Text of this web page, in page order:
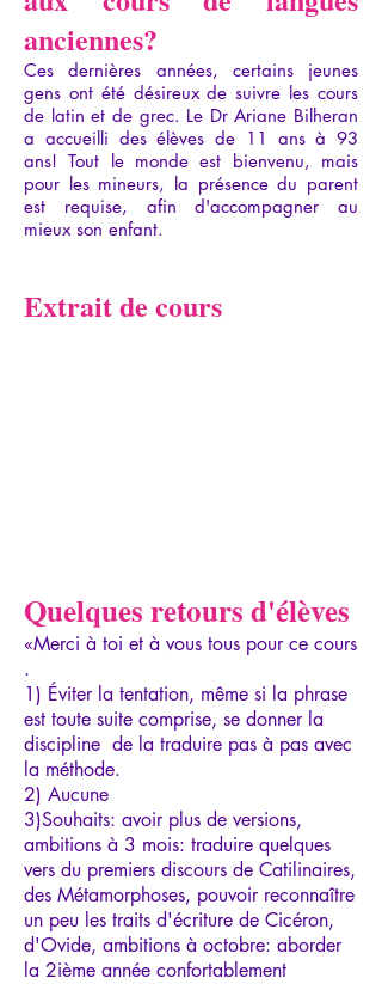
anciennes?
Ces dernières années, certains jeunes
gens ont été désireux de suivre les cours
de latin et de grec. Le Dr Ariane Bilheran
a accueilli des élèves de 11 ans à 93
ans! Tout le monde est bienvenu, mais
pour les mineurs, la présence du parent
est requise, afin d'accompagner au
mieux son enfant.
Extrait de cours
Quelques retours d'élèves
«Merci à toi et à vous tous pour ce cours
.
1) Éviter la tentation, même si la phrase
est toute suite comprise, se donner la
discipline de la traduire pas à pas avec
la méthode.
2) Aucune
3)Souhaits: avoir plus de versions,
ambitions à 3 mois: traduire quelques
vers du premiers discours de Catilinaires,
des Métamorphoses, pouvoir reconnaître
un peu les traits d'écriture de Cicéron,
d'Ovide, ambitions à octobre: aborder
la 2ième année confortablement